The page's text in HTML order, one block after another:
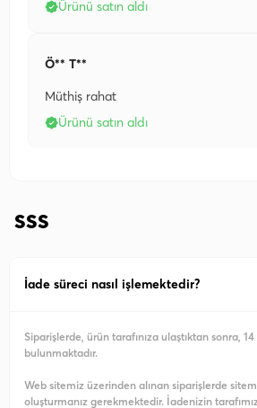
Ürünü satın aldı
Ö** T**
Müthiş rahat
Ürünü satın aldı
SSS
İade süreci nasıl işlemektedir?
Siparişlerde, ürün tarafınıza ulaştıktan sonra,
bulunmaktadır.
Web sitemiz üzerinden alınan siparişlerde
oluşturmanız gerekmektedir. İadenizin